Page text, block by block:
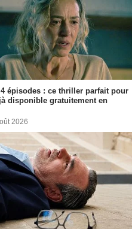
épisodes : ce thriller parfait pour
disponible gratuitement en
2026